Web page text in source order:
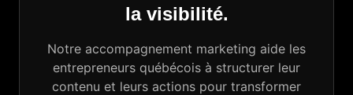
la visibilité.
Notre accompagnement marketing aide les
entrepreneurs québécois à structurer leur
contenu et leurs actions pour transformer